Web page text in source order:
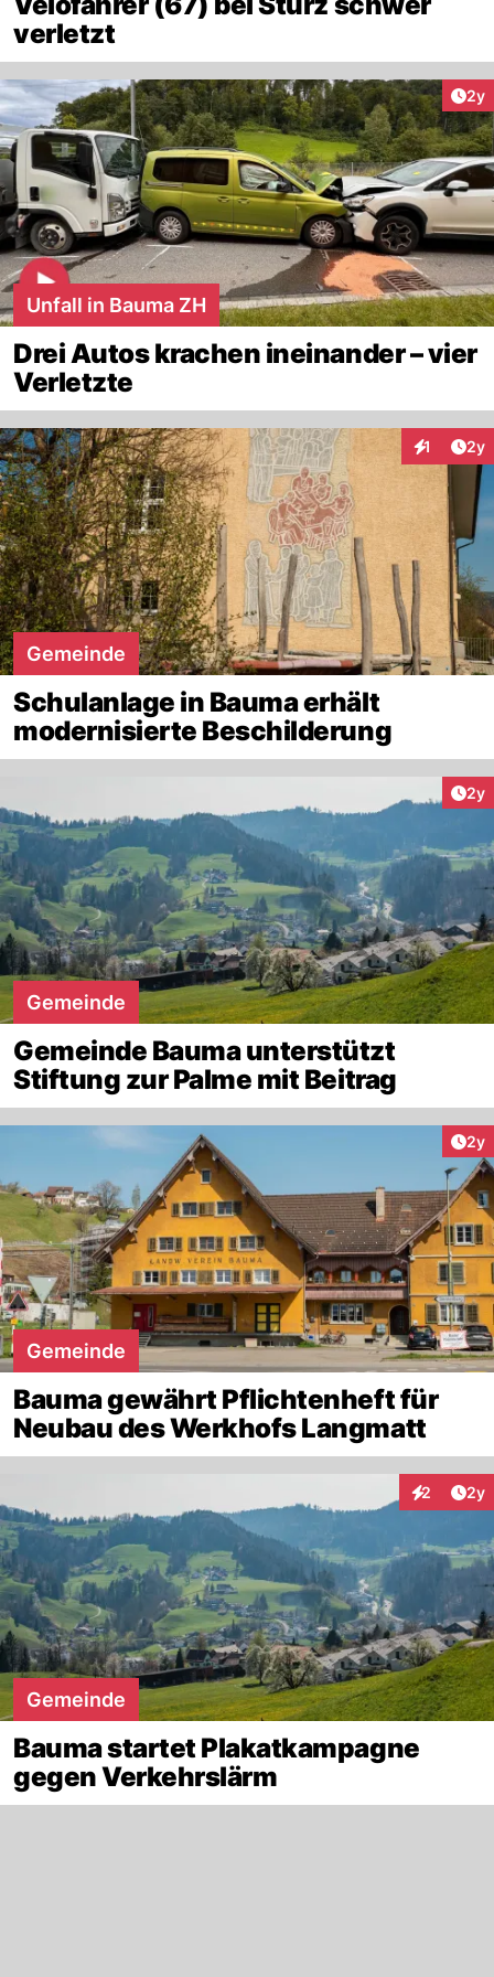
verletzt
2y
Unfall in Bauma ZH
Drei Autos krachen ineinander – vier
Verletzte
1 2y
Gemeinde
Schulanlage in Bauma erhält
modernisierte Beschilderung
2y
Gemeinde
Gemeinde Bauma unterstützt
Stiftung zur Palme mit Beitrag
2y
Gemeinde
Bauma gewährt Pflichtenheft für
Neubau des Werkhofs Langmatt
2 2y
Gemeinde
Bauma startet Plakatkampagne
gegen Verkehrslärm